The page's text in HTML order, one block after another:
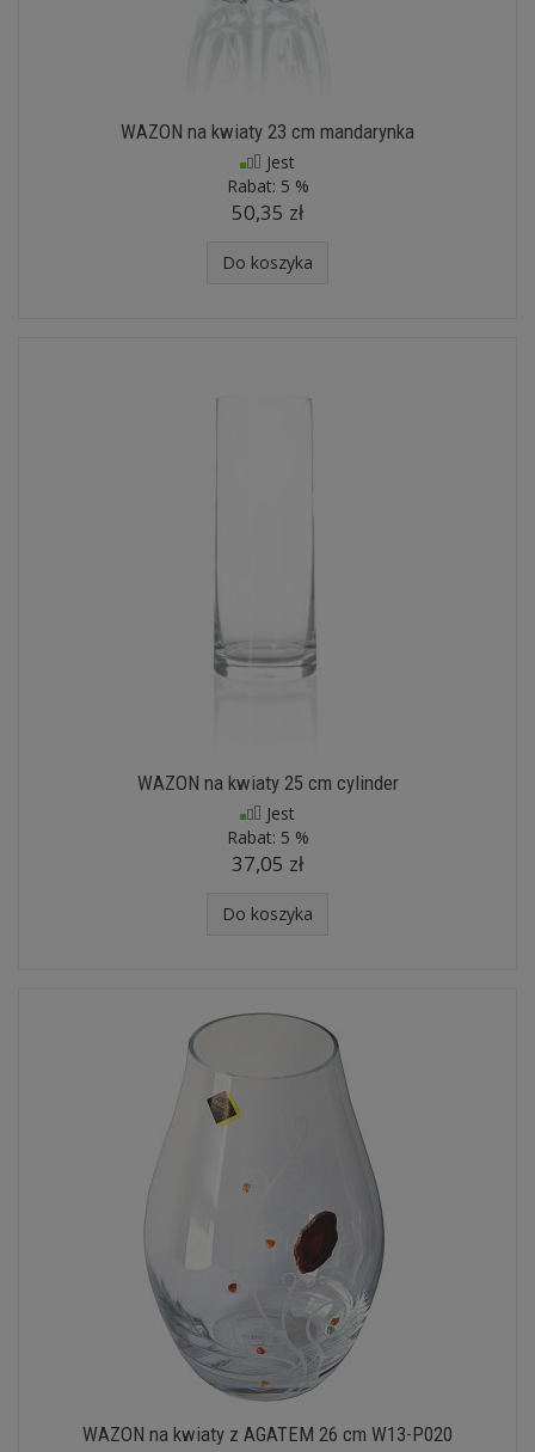
WAZON na kwiaty 23 cm mandarynka
Jest
Rabat: 5 %
50,35 zł
Do koszyka
WAZON na kwiaty 25 cm cylinder
Jest
Rabat: 5 %
37,05 zł
Do koszyka
WAZON na kwiaty z AGATEM 26 cm W13-P020